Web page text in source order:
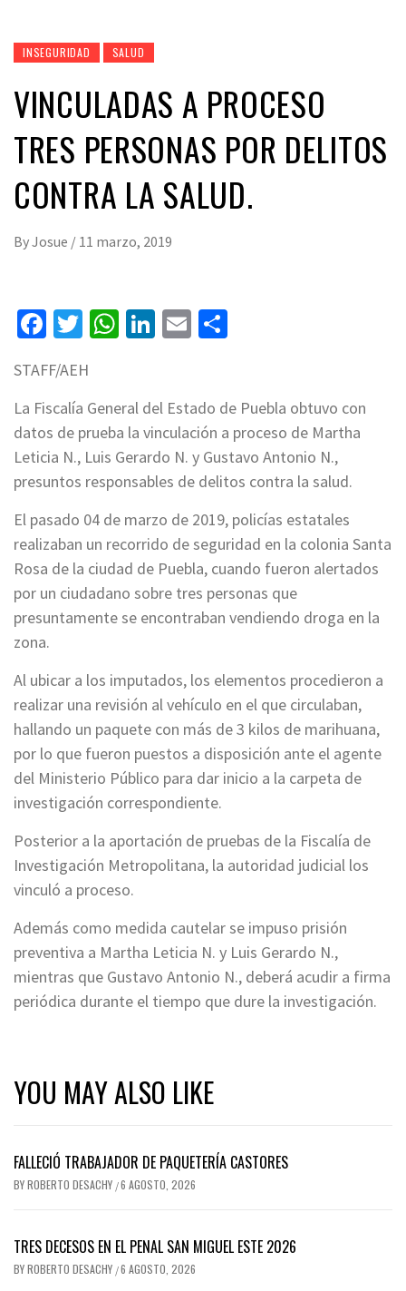
INSEGURIDAD SALUD
VINCULADAS A PROCESO
TRES PERSONAS POR DELITOS
CONTRA LA SALUD.
ByJosue / 11 marzo, 2019
Facebook
Twitter
WhatsApp
LinkedIn
Email
STAFF/AEH
La Fiscalía General del Estado de Puebla obtuvo con
datos de prueba la vinculación a proceso de Martha
Leticia N., Luis Gerardo N. y Gustavo Antonio N.,
presuntos responsables de delitos contra la salud.
El pasado 04 de marzo de 2019, policías estatales
realizaban un recorrido de seguridad en la colonia Santa
Rosa de la ciudad de Puebla, cuando fueron alertados
por un ciudadano sobre tres personas que
presuntamente se encontraban vendiendo droga en la
zona.
Al ubicar a los imputados, los elementos procedieron a
realizar una revisión al vehículo en el que circulaban,
hallando un paquete con más de 3 kilos de marihuana,
por lo que fueron puestos a disposición ante el agente
del Ministerio Público para dar inicio a la carpeta de
investigación correspondiente.
Posterior a la aportación de pruebas de la Fiscalía de
Investigación Metropolitana, la autoridad judicial los
vinculó a proceso.
Además como medida cautelar se impuso prisión
preventiva a Martha Leticia N. y Luis Gerardo N.,
mientras que Gustavo Antonio N., deberá acudir a firma
periódica durante el tiempo que dure la investigación.
YOU MAY ALSO LIKE
FALLECIÓ TRABAJADOR DE PAQUETERÍA CASTORES
BYROBERTO DESACHY /6 AGOSTO, 2026
TRES DECESOS EN EL PENAL SAN MIGUEL ESTE 2026
BYROBERTO DESACHY /6 AGOSTO, 2026